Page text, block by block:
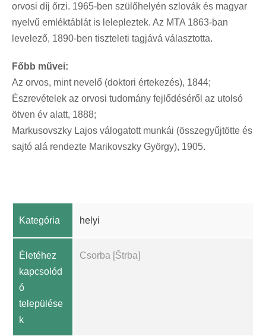
orvosi díj őrzi. 1965-ben szülőhelyén szlovák és magyar
nyelvű emléktáblát is lelepleztek. Az MTA 1863-ban
levelező, 1890-ben tiszteleti tagjává választotta.
Főbb művei:
Az orvos, mint nevelő (doktori értekezés), 1844;
Észrevételek az orvosi tudomány fejlődéséről az utolsó
ötven év alatt, 1888;
Markusovszky Lajos válogatott munkái (összegyűjtötte és
sajtó alá rendezte Marikovszky György), 1905.
Kategória helyi
Életéhez
kapcsolód
ó
települése
k
Csorba [Štrba]